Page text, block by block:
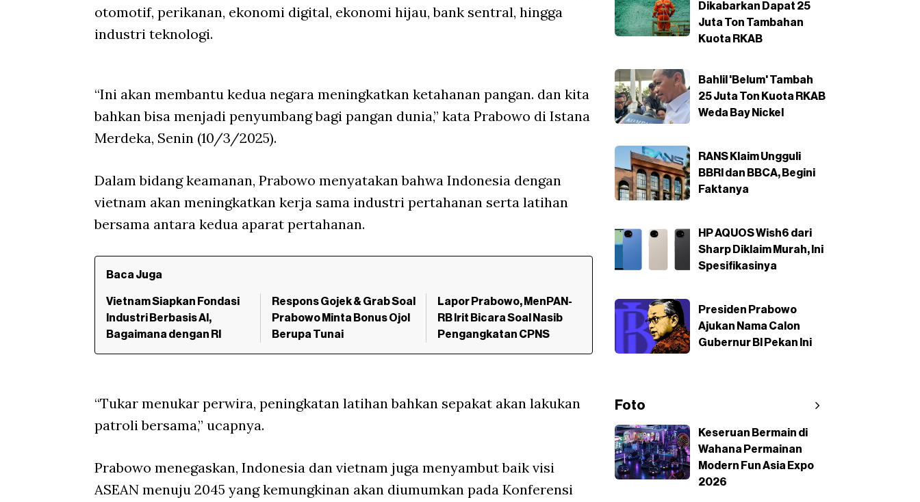
otomotif, perikanan, ekonomi digital, ekonomi hijau, bank sentral, hingga
industri teknologi.
“Ini akan membantu kedua negara meningkatkan ketahanan pangan. dan kita
bahkan bisa menjadi penyumbang bagi pangan dunia,” kata Prabowo di Istana
Merdeka, Senin (10/3/2025).
Dalam bidang keamanan, Prabowo menyatakan bahwa Indonesia dengan
vietnam akan meningkatkan kerja sama industri pertahanan serta latihan
bersama antara kedua aparat pertahanan.
Baca Juga
Vietnam Siapkan Fondasi
Industri Berbasis AI,
Bagaimana dengan RI
Respons Gojek & Grab Soal
Prabowo Minta Bonus Ojol
Berupa Tunai
Lapor Prabowo, MenPAN-
RB Irit Bicara Soal Nasib
Pengangkatan CPNS
“Tukar menukar perwira, peningkatan latihan bahkan sepakat akan lakukan
patroli bersama,” ucapnya.
Prabowo menegaskan, Indonesia dan vietnam juga menyambut baik visi
ASEAN menuju 2045 yang kemungkinan akan diumumkan pada Konferensi
Dikabarkan Dapat 25
Juta Ton Tambahan
Kuota RKAB
Bahlil 'Belum' Tambah
25 Juta Ton Kuota RKAB
Weda Bay Nickel
RANS Klaim Ungguli
BBRI dan BBCA, Begini
Faktanya
HP AQUOS Wish6 dari
Sharp Diklaim Murah, Ini
Spesifikasinya
Presiden Prabowo
Ajukan Nama Calon
Gubernur BI Pekan Ini
Foto
Keseruan Bermain di
Wahana Permainan
Modern Fun Asia Expo
2026